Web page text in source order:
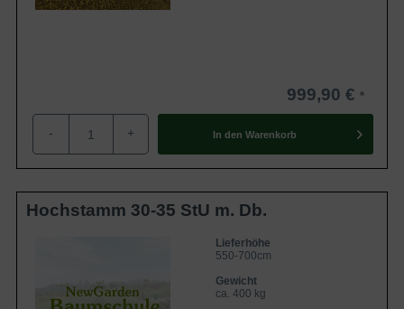
999,90 €
- + In den Warenkorb
Hochstamm 30-35 StU m. Db.
Lieferhöhe
550-700cm
Gewicht
ca. 400 kg